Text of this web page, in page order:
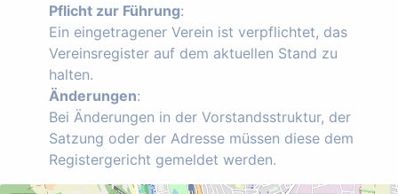
Pflicht zur Führung:
Ein eingetragener Verein ist verpflichtet, das
Vereinsregister auf dem aktuellen Stand zu
halten.
Änderungen:
Bei Änderungen in der Vorstandsstruktur, der
Satzung oder der Adresse müssen diese dem
Registergericht gemeldet werden.